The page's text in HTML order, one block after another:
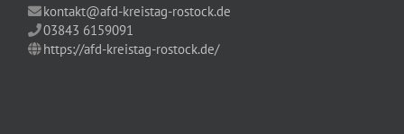
kontakt@afd-kreistag-rostock.de
03843 6159091
https://afd-kreistag-rostock.de/